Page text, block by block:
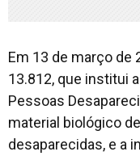
Em 13 de março de
13.812, que institui
Pessoas
material biológico
desaparecidas, e a